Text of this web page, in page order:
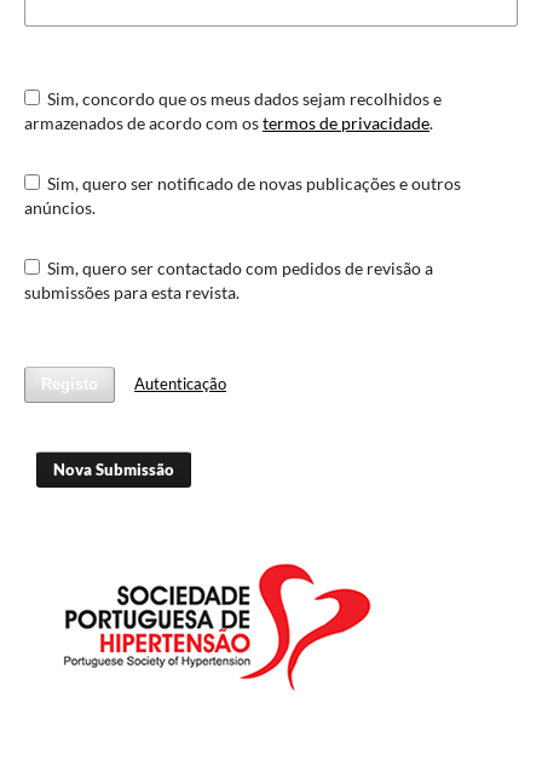
Sim, concordo que os meus dados sejam recolhidos e
armazenados de acordo com ostermos de privacidade.
Sim, quero ser notificado de novas publicações e outros
anúncios.
Sim, quero ser contactado com pedidos de revisão a
submissões para esta revista.
Registo Autenticação
Nova Submissão